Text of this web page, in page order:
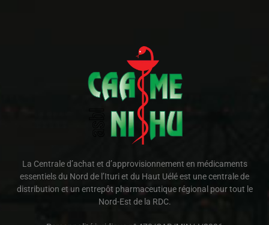
La Centrale d’achat et d’approvisionnement en médicaments
essentiels du Nord de l’Ituri et du Haut Uélé est une centrale de
distribution et un entrepôt pharmaceutique régional pour tout le
Nord-Est de la RDC.